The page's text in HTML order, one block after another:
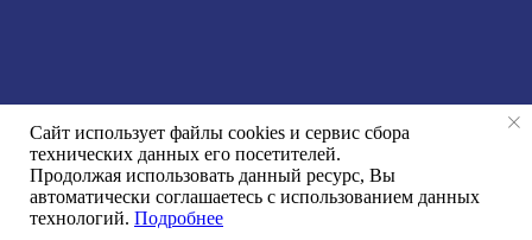
Сайт использует файлы cookies и сервис сбора
технических данных его посетителей.
Продолжая использовать данный ресурс, Вы
автоматически соглашаетесь с использованием данных
технологий. Подробнее
astro-asm@yandex.ru
Москва, ул. Новопоселковая, дом 6, корпус 217